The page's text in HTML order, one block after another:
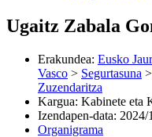
Ugaitz Zabala
Erakundea: Eusko
Vasco > Segurtasuna >
Zuzendaritza
Kargua: Kabinete eta
Izendapen-data: 2024/
Organigrama